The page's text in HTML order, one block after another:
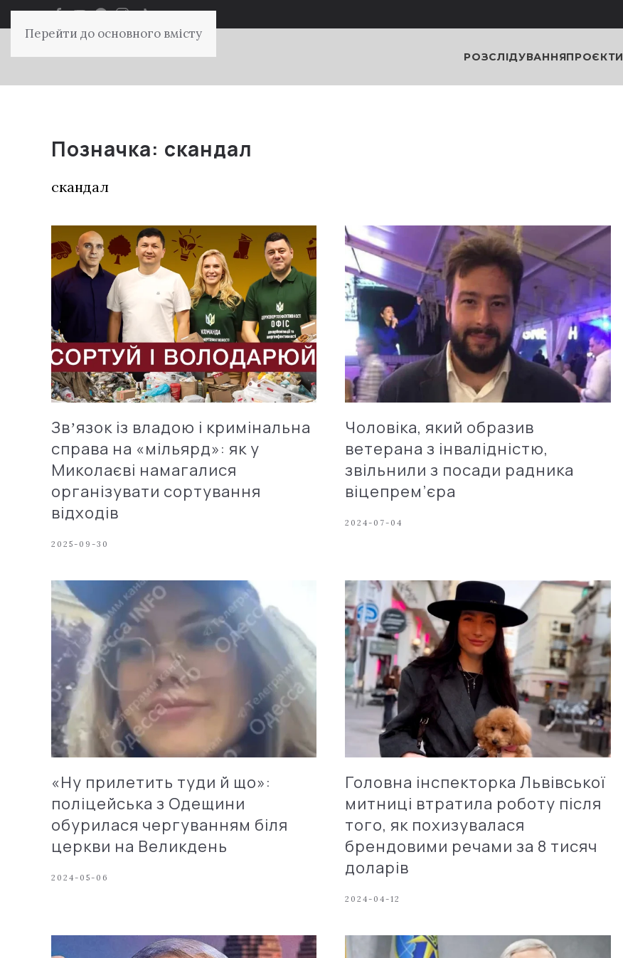
Перейти до основного вмісту
РОЗСЛІДУВАННЯПРОЄКТИ
Позначка: скандал
скандал
Звʼязок із владою і кримінальна
справа на «мільярд»: як у
Миколаєві намагалися
організувати сортування
відходів
2025-09-30
Чоловіка, який образив
ветерана з інвалідністю,
звільнили з посади радника
віцепрем’єра
2024-07-04
«Ну прилетить туди й що»:
поліцейська з Одещини
обурилася чергуванням біля
церкви на Великдень
2024-05-06
Головна інспекторка Львівської
митниці втратила роботу після
того, як похизувалася
брендовими речами за 8 тисяч
доларів
2024-04-12